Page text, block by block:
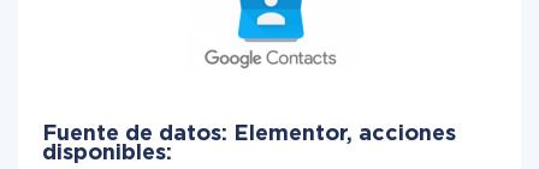
Fuente de datos: Elementor, acciones
disponibles: